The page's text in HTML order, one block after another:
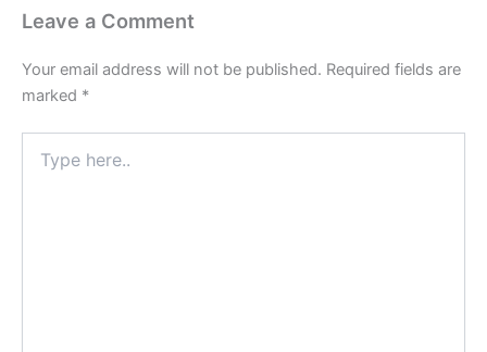
Leave a Comment
Your email address will not be published. Required fields are
marked *
here..